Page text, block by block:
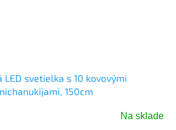
LED svetielka s 10 kovovými
150cm
Na sklade